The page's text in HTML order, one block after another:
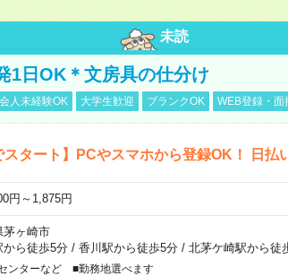
未読
1日OK＊文房具の仕分け
人未経験OK 大学生歓迎 ブランクOK WEB登録・面
スタート】PCやスマホから登録OK！ 日払
円～1,875円
茅ヶ崎市
から徒歩5分/ 香川駅から徒歩5分/ 北茅ケ崎駅から徒
ンターなど ■勤務地選べます